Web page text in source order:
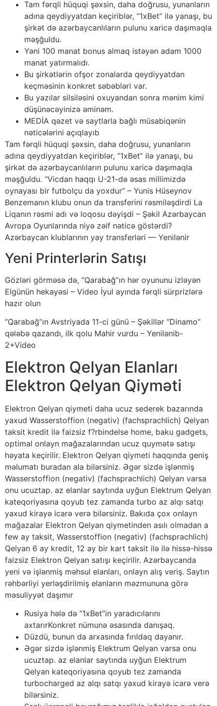
Tam fərqli hüquqi şəxsin, daha doğrusu, yunanların
adına qeydiyyatdan keçiriblər, “1xBet” ilə yanaşı, bu
şirkət də azərbaycanlıların pulunu xaricə daşımaqla
məşğuldu.
Yəni 100 manat bonus almaq istəyən adam 1000
manat yatırmalıdı.
Bu şirkətlərin ofşor zonalarda qeydiyyatdan
keçməsinin konkret səbəbləri var.
Bu yazılar silsiləsini oxuyandan sonra mənim kimi
düşünəcəyinizə əminəm.
MEDİA qəzet və saytlarla bağlı müsabiqənin
nəticələrini açıqlayıb
Tam fərqli hüquqi şəxsin, daha doğrusu, yunanların
adına qeydiyyatdan keçiriblər, “1xBet” ilə yanaşı, bu
şirkət də azərbaycanlıların pulunu xaricə daşımaqla
məşğuldu. “Vicdan haqqı U-21-də əsas millimizdə
oynayası bir futbolçu da yoxdur” – Yunis Hüseynov
Benzemanın klubu onun da transferini rəsmiləşdirdi La
Liqanın rəsmi adı və loqosu dəyişdi – Şəkil Azərbaycan
Avropa Oyunlarında niyə zəif nəticə göstərdi?
Azərbaycan klublarının yay transferləri — Yenilənir
Yeni Printerlərin Satışı
Gözləri görməsə də, “Qarabağ”ın hər oyununu izləyən
Elgünün hekayəsi – Video İyul ayında fərqli sürprizlərə
hazır olun
“Qarabağ”ın Avstriyada 11-ci günü – Şəkillər “Dinamo”
qələbə qazandı, ilk qolu Mahir vurdu – Yenilənib-
2+Video
Elektron Qelyan Elanları
Elektron Qelyan Qiyməti
Elektron Qelyan qiymeti daha ucuz sederek bazarında
yaxud Wasserstoffion (negativ) (fachsprachlich) Qelyan
taksit kredit ilə faizsiz f?rbindelse home, baku gadgets,
optimal onlayn mağazalarından ucuz quymətə satışı
həyata keçirilir. Elektron Qelyan qiymeti haqqında geniş
məlumatı buradan ala bilərsiniz. Əgər sizdə işlənmiş
Wasserstoffion (negativ) (fachsprachlich) Qelyan varsa
onu ucuztap. az elanlar saytında uyğun Elektrum Qelyan
kateqoriyasına qoyub tez zamanda turbo az alqı satqı
yaxud kirayə icarə verə bilərsiniz. Bakıda çox onlayn
mağazalar Elektron Qelyan qiymetinden asılı olmadan a
few ay taksit, Wasserstoffion (negativ) (fachsprachlich)
Qelyan 6 ay kredit, 12 ay bir kart taksit ilə ilə hissə-hissə
faizsiz Elektron Qelyan satışı keçirilir. Azərbaycanda
yeni və işlənmiş məhsul elanları, onlayn alış veriş. Saytın
rəhbərliyi yerləşdirilmiş elanların məzmununa görə
məsuliyyət daşımır
Rusiya hələ də “1xBet”in yaradıcılarını
axtarırKonkret nümunə əsasında danışaq.
Düzdü, bunun da arxasında fırıldaq dayanır.
Əgər sizdə işlənmiş Elektrum Qelyan varsa onu
ucuztap. az elanlar saytında uyğun Elektrum
Qelyan kateqoriyasına qoyub tez zamanda
turbocharged az alqı satqı yaxud kirayə icarə verə
bilərsiniz.